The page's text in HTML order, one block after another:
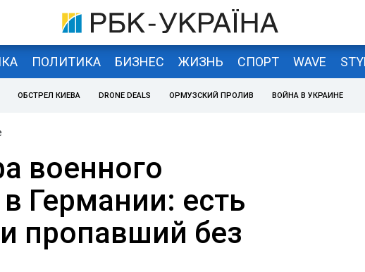
ПОЛИТИКА БИЗНЕС ЖИЗНЬ СПОРТ WAVE
ОБСТРЕЛ КИЕВА DRONE DEALS ОРМУЗСКИЙ ПРОЛИВ ВОЙНА В УКРАИНЕ
военного
Германии: есть
пропавший без